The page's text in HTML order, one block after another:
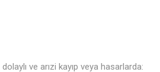
ve arızi kayıp veya hasarlarda: